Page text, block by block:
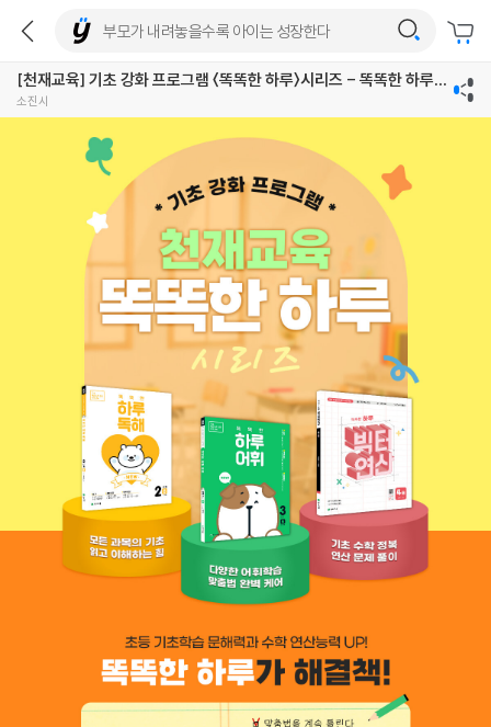
[천재교육] 기초 강화 프로그램 〈똑똑한 하루〉시리즈 - 똑똑한 하루
노트, 스마트톡
소진시